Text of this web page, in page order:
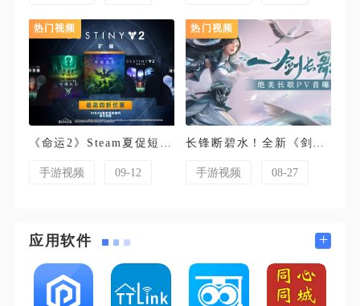
《命运2》Steam夏促短片- 光能与暗影，这个暑期等你归来
手游视频 09-12
长锋断碧水！全新《剑侠世界3》长歌超燃PV重磅首曝！
手游视频 08-27
应用软件 +